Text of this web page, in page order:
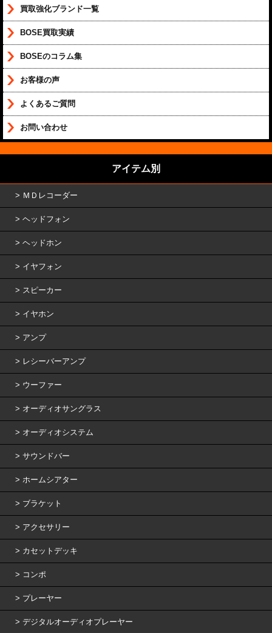
買取強化ブランド一覧
BOSE買取実績
BOSEのコラム集
お客様の声
よくあるご質問
お問い合わせ
アイテム別
ＭＤレコーダー
ヘッドフォン
ヘッドホン
イヤフォン
スピーカー
イヤホン
アンプ
レシーバーアンプ
ウーファー
オーディオサングラス
オーディオシステム
サウンドバー
ホームシアター
ブラケット
アクセサリー
カセットデッキ
コンポ
プレーヤー
デジタルオーディオプレーヤー